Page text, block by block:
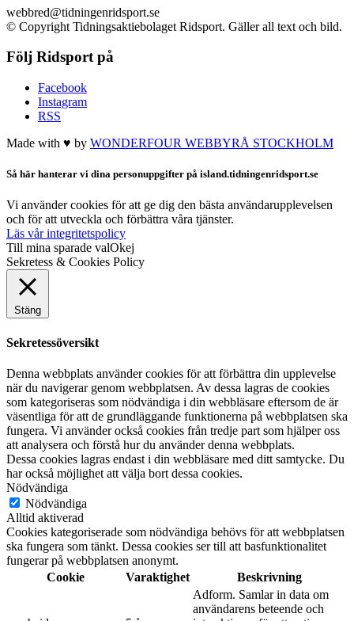
webbred@tidningenridsport.se
© Copyright Tidningsaktiebolaget Ridsport. Gäller all text och bild.
Följ Ridsport på
Facebook
Instagram
RSS
Made with ♥ by WONDERFOUR WEBBYRÅ STOCKHOLM
Så här hanterar vi dina personuppgifter på island.tidningenridsport.se
Vi använder cookies för att ge dig den bästa användarupplevelsen
och för att utveckla och förbättra våra tjänster.
Läs vår integritetspolicy
Till mina sparade valOkej
Sekretess & Cookies Policy
Stäng
Sekretessöversikt
Denna webbplats använder cookies för att förbättra din upplevelse
när du navigerar genom webbplatsen. Av dessa lagras de cookies
som kategoriseras som nödvändiga i din webbläsare eftersom de är
väsentliga för att de grundläggande funktionerna på webbplatsen ska
fungera. Vi använder också cookies från tredje part som hjälper oss
att analysera och förstå hur du använder denna webbplats.
Dessa cookies lagras endast i din webbläsare med ditt samtycke. Du
har också möjlighet att välja bort dessa cookies.
Nödvändiga
Nödvändiga
Alltid aktiverad
Cookies kategoriserade som nödvändiga behövs för att webbplatsen
ska fungera som tänkt. Dessa cookies ser till att basfunktionalitet
fungerar på webbplatsen anonymt.
Cookie
Varaktighet Beskrivning
Adform. Samlar in data om
användarens beteende och